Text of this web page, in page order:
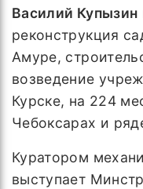
Василий Купызин
реконструкция
Амуре,
возведение
Курске, на 224
Чебоксарах и
Куратором
выступает